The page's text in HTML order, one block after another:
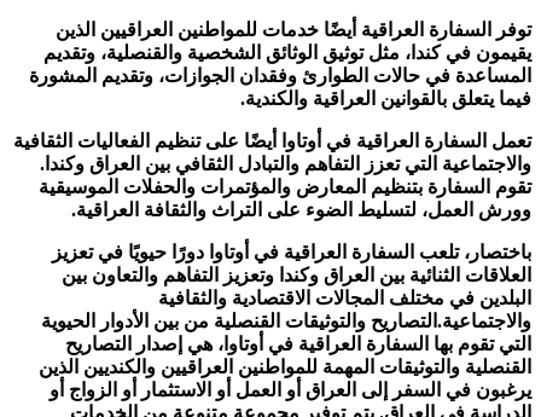
توفر السفارة العراقية أيضًا خدمات للمواطنين العراقيين الذين
يقيمون في كندا، مثل توثيق الوثائق الشخصية والقنصلية، وتقديم
المساعدة في حالات الطوارئ وفقدان الجوازات، وتقديم المشورة
فيما يتعلق بالقوانين العراقية والكندية.
تعمل السفارة العراقية في أوتاوا أيضًا على تنظيم الفعاليات الثقافية
والاجتماعية التي تعزز التفاهم والتبادل الثقافي بين العراق وكندا.
تقوم السفارة بتنظيم المعارض والمؤتمرات والحفلات الموسيقية
وورش العمل، لتسليط الضوء على التراث والثقافة العراقية.
باختصار، تلعب السفارة العراقية في أوتاوا دورًا حيويًا في تعزيز
العلاقات الثنائية بين العراق وكندا وتعزيز التفاهم والتعاون بين
البلدين في مختلف المجالات الاقتصادية والثقافية
والاجتماعية.التصاريح والتوثيقات القنصلية من بين الأدوار الحيوية
التي تقوم بها السفارة العراقية في أوتاوا، هي إصدار التصاريح
القنصلية والتوثيقات المهمة للمواطنين العراقيين والكنديين الذين
يرغبون في السفر إلى العراق أو العمل أو الاستثمار أو الزواج أو